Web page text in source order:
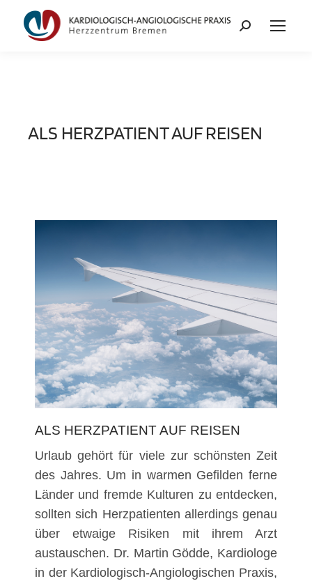
ALS HERZPATIENT AUF REISEN
ALS HERZPATIENT AUF REISEN
Urlaub gehört für viele zur schönsten Zeit
des Jahres. Um in warmen Gefilden ferne
Länder und fremde Kulturen zu entdecken,
sollten sich Herzpatienten allerdings genau
über etwaige Risiken mit ihrem Arzt
austauschen. Dr. Martin Gödde, Kardiologe
in der Kardiologisch-Angiologischen Praxis,